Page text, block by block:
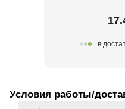
в
Условия работы/